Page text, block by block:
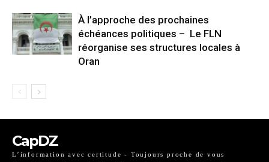
À l’approche des prochaines
échéances politiques – Le FLN
réorganise ses structures locales à
Oran
CapDZ
L’information avec certitude - Toujours proche de vous